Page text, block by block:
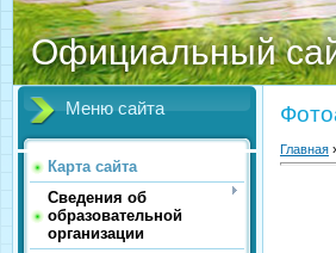
Официальный
Меню сайта
Карта сайта
Сведения об
образовательной
организации
Главная